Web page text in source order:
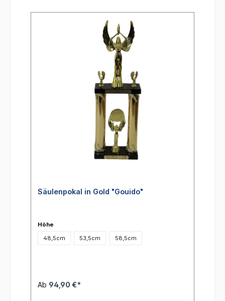
Säulenpokal in Gold "Gouido"
Höhe
48,5cm
53,5cm 58,5cm
Ab 94,90 €*